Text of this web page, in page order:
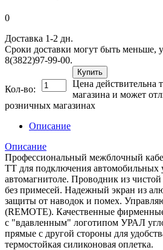
0
Доставка 1-2 дн.
Сроки доставки могут быть меньше,
8(3822)97-99-00.
Кол-во:
Купить
Цена действительна
магазина и может
розничных магазинах
Описание
Описание
Профессиональный межблочный
ТТ для подключения автомобильных
автомагнитоле. Проводник из
без примесей. Надежный экран из
защиты от наводок и помех.
(REMOTE). Качественные
с "вдавленным" логотипом УРАЛ
прямые с другой стороны для
термостойкая силиконовая оплетка.